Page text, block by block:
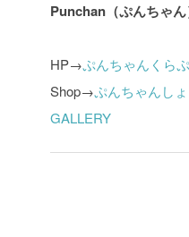
Punchan（ぷんちゃん
HP→ぷんちゃんくらぷ
Shop→ぷんちゃんし
GALLERY